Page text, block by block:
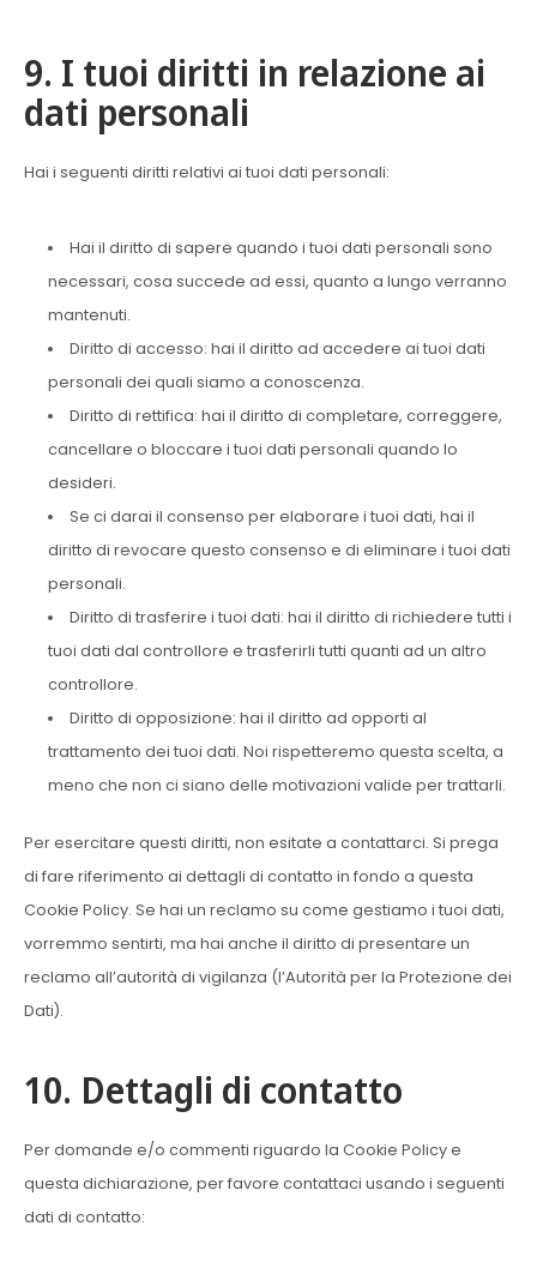
9. I tuoi diritti in relazione ai
dati personali
Hai i seguenti diritti relativi ai tuoi dati personali:
Hai il diritto di sapere quando i tuoi dati personali sono
necessari, cosa succede ad essi, quanto a lungo verranno
mantenuti.
Diritto di accesso: hai il diritto ad accedere ai tuoi dati
personali dei quali siamo a conoscenza.
Diritto di rettifica: hai il diritto di completare, correggere,
cancellare o bloccare i tuoi dati personali quando lo
desideri.
Se ci darai il consenso per elaborare i tuoi dati, hai il
diritto di revocare questo consenso e di eliminare i tuoi dati
personali.
Diritto di trasferire i tuoi dati: hai il diritto di richiedere tutti i
tuoi dati dal controllore e trasferirli tutti quanti ad un altro
controllore.
Diritto di opposizione: hai il diritto ad opporti al
trattamento dei tuoi dati. Noi rispetteremo questa scelta, a
meno che non ci siano delle motivazioni valide per trattarli.
Per esercitare questi diritti, non esitate a contattarci. Si prega
di fare riferimento ai dettagli di contatto in fondo a questa
Cookie Policy. Se hai un reclamo su come gestiamo i tuoi dati,
vorremmo sentirti, ma hai anche il diritto di presentare un
reclamo all’autorità di vigilanza (l’Autorità per la Protezione dei
Dati).
10. Dettagli di contatto
Per domande e/o commenti riguardo la Cookie Policy e
questa dichiarazione, per favore contattaci usando i seguenti
dati di contatto: